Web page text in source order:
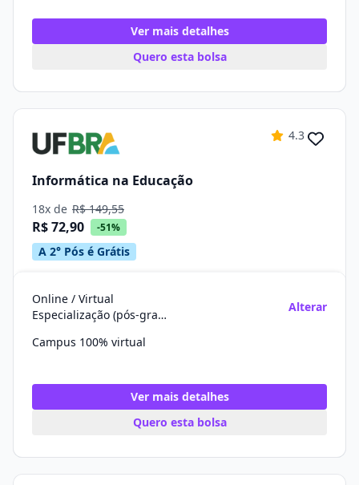
Ver mais detalhes
Quero esta bolsa
4.3
Informática na Educação
18x de R$ 149,55
R$ 72,90 -51%
A 2° Pós é Grátis
Online / Virtual
Especialização (pós-graduação)
Alterar
Campus 100% virtual
Ver mais detalhes
Quero esta bolsa